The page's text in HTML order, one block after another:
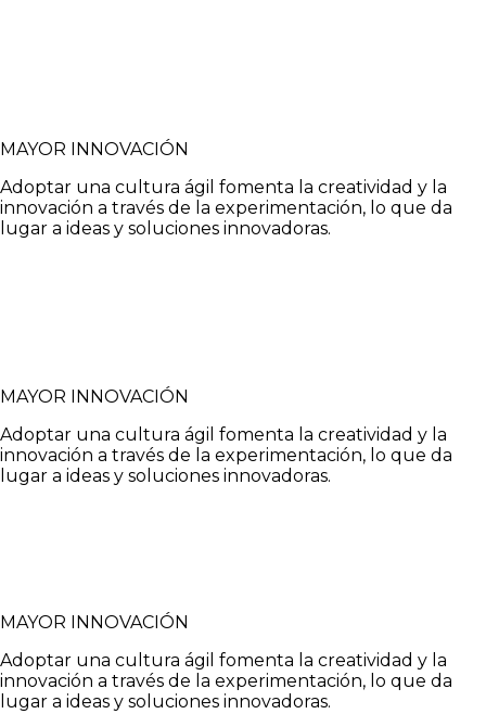
MAYOR INNOVACIÓN
Adoptar una cultura ágil fomenta la creatividad y la
innovación a través de la experimentación, lo que da
lugar a ideas y soluciones innovadoras.
MAYOR INNOVACIÓN
Adoptar una cultura ágil fomenta la creatividad y la
innovación a través de la experimentación, lo que da
lugar a ideas y soluciones innovadoras.
MAYOR INNOVACIÓN
Adoptar una cultura ágil fomenta la creatividad y la
innovación a través de la experimentación, lo que da
lugar a ideas y soluciones innovadoras.